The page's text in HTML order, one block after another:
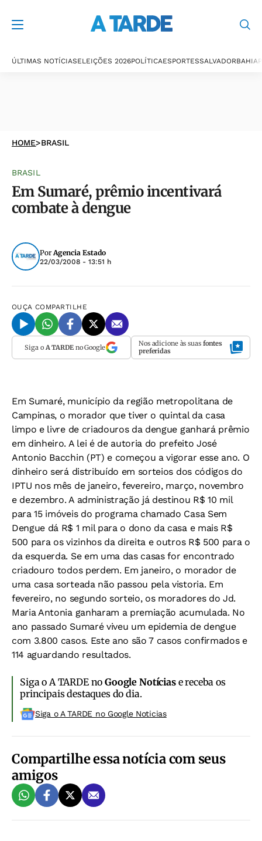
ÚLTIMAS NOTÍCIASELEIÇÕES 2026POLÍTICAESPORTESSALVADORBAHIA
HOME>BRASIL
BRASIL
Em Sumaré, prêmio incentivará
combate à dengue
PorAgencia Estado
22/03/2008 - 13:51 h
OUÇA COMPARTILHE
Siga o A TARDEno Google Nos adicione às suas fontes
preferidas
Em Sumaré, município da região metropolitana de
Campinas, o morador que tiver o quintal da casa
limpo e livre de criadouros da dengue ganhará prêmio
em dinheiro. A lei é de autoria do prefeito José
Antonio Bacchin (PT) e começou a vigorar esse ano. O
dinheiro será distribuído em sorteios dos códigos do
IPTU nos mês de janeiro, fevereiro, março, novembro
e dezembro. A administração já destinou R$ 10 mil
para 15 imóveis do programa chamado Casa Sem
Dengue dá R$ 1 mil para o dono da casa e mais R$
500 para os vizinhos da direita e outros R$ 500 para o
da esquerda. Se em uma das casas for encontrado
criadouro todos perdem. Em janeiro, o morador de
uma casa sorteada não passou pela vistoria. Em
fevereiro, no segundo sorteio, os moradores do Jd.
Maria Antonia ganharam a premiação acumulada. No
ano passado Sumaré viveu um epidemia de dengue
com 3.800 casos. Este ano são 7 casos confirmados e
114 aguardando resultados.
Siga o A TARDE noGoogle Notíciase receba os
principais destaques do dia.
Siga o A TARDE no Google Noticias
Compartilhe essa notícia com seus
amigos